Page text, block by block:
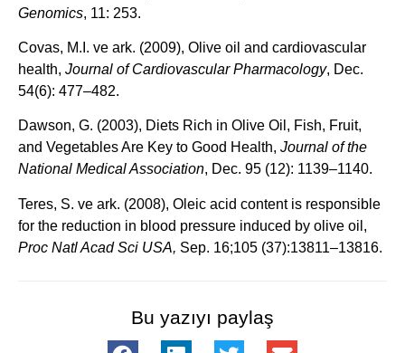
Genomics, 11: 253.
Covas, M.I. ve ark. (2009), Olive oil and cardiovascular
health, Journal of Cardiovascular Pharmacology, Dec.
54(6): 477–482.
Dawson, G. (2003), Diets Rich in Olive Oil, Fish, Fruit,
and Vegetables Are Key to Good Health, Journal of the
National Medical Association, Dec. 95 (12): 1139–1140.
Teres, S. ve ark. (2008), Oleic acid content is responsible
for the reduction in blood pressure induced by olive oil,
Proc Natl Acad Sci USA, Sep. 16;105 (37):13811–13816.
Bu yazıyı paylaş